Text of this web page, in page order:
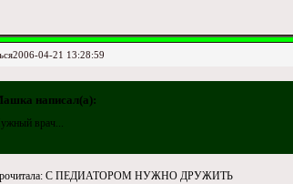
2006-04-21 13:28:59
написал(а):
врач...
С ПЕДИАТОРОМ НУЖНО ДРУЖИТЬ